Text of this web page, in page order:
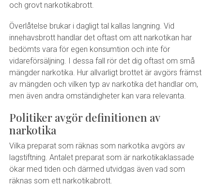
och grovt narkotikabrott.
Överlåtelse brukar i dagligt tal kallas langning. Vid
innehavsbrott handlar det oftast om att narkotikan har
bedömts vara för egen konsumtion och inte för
vidareförsäljning. I dessa fall rör det dig oftast om små
mängder narkotika. Hur allvarligt brottet är avgörs främst
av mängden och vilken typ av narkotika det handlar om,
men även andra omständigheter kan vara relevanta.
Politiker avgör definitionen av
narkotika
Vilka preparat som räknas som narkotika avgörs av
lagstiftning. Antalet preparat som är narkotikaklassade
ökar med tiden och därmed utvidgas även vad som
räknas som ett narkotikabrott.